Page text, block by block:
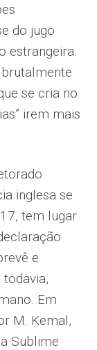
do jugo
estrangeira.
se cria no
irem mais
inglesa se
tem lugar
e
Em
M. Kemal,
Sublime